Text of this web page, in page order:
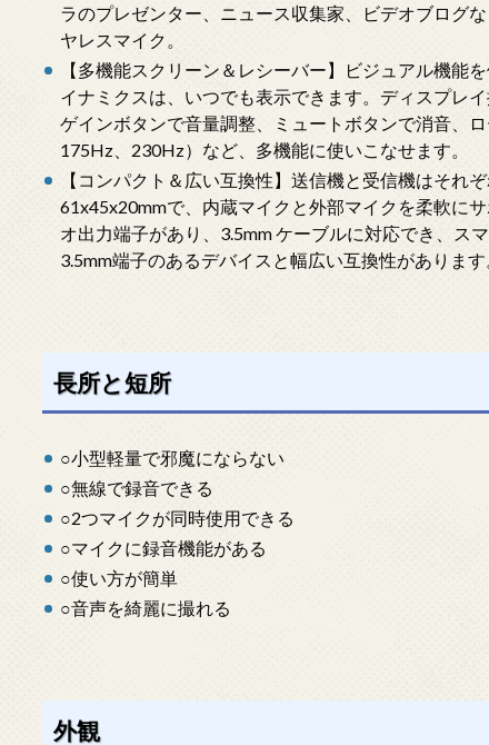
ラのプレゼンター、ニュース収集家、ビデオブログ
ヤレスマイク。
【多機能スクリーン＆レシーバー】ビジュアル機能
イナミクスは、いつでも表示できます。ディスプレ
ゲインボタンで音量調整、ミュートボタンで消音、
175Hz、230Hz）など、多機能に使いこなせます。
【コンパクト＆広い互換性】送信機と受信機はそれ
61x45x20mmで、内蔵マイクと外部マイクを柔軟に
オ出力端子があり、3.5mm ケーブルに対応でき、ス
3.5mm端子のあるデバイスと幅広い互換性がありま
長所と短所
○小型軽量で邪魔にならない
○無線で録音できる
○2つマイクが同時使用できる
○マイクに録音機能がある
○使い方が簡単
○音声を綺麗に撮れる
外観